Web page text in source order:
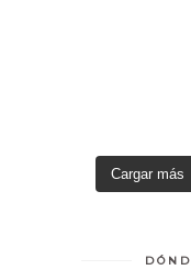
Cargar más